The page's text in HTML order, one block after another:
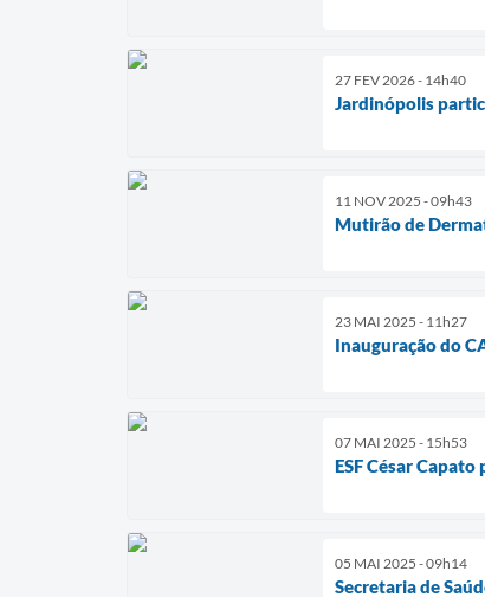
27 FEV 2026 - 14h40
Jardinópolis
11 NOV 2025 - 09h43
Mutirão de
23 MAI 2025 - 11h27
Inauguração do
07 MAI 2025 - 15h53
ESF César
05 MAI 2025 - 09h14
Secretaria de